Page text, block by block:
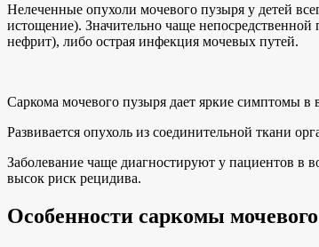
Нелеченные опухоли мочевого пузыря у детей
истощение). Значительно чаще
нефрит), либо острая инфекция мочевых путей.
Саркома мочевого пузыря дает яркие симптомы в
Развивается опухоль из соединительной ткани
Заболевание чаще диагностируют у пациентов в
высок риск рецидива.
Особенности саркомы